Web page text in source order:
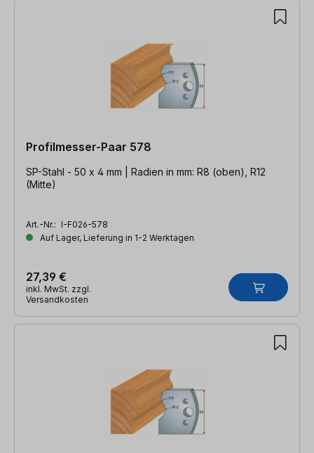
Profilmesser-Paar 578
SP-Stahl - 50 x 4 mm | Radien in mm: R8 (oben), R12
(Mitte)
Art.-Nr.: I-F026-578
Auf Lager, Lieferung in 1-2 Werktagen
27,39 €
inkl. MwSt. zzgl.
Versandkosten